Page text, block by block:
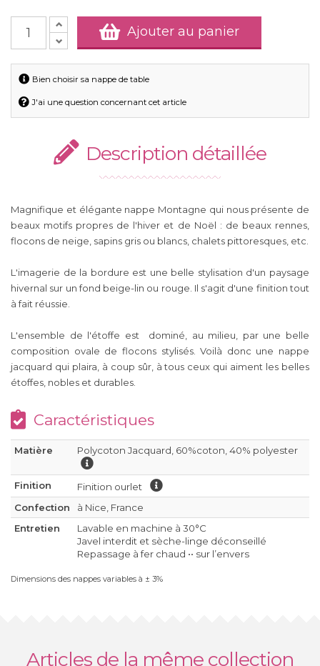
Ajouter au panier
Bien choisir sa nappe de table
J'ai une question concernant cet article
Description détaillée
Magnifique et élégante nappe Montagne qui nous présente de
beaux motifs propres de l'hiver et de Noël : de beaux rennes,
flocons de neige, sapins gris ou blancs, chalets pittoresques, etc.
L'imagerie de la bordure est une belle stylisation d'un paysage
hivernal sur un fond beige-lin ou rouge. Il s'agit d'une finition tout
à fait réussie.
L'ensemble de l'étoffe est dominé, au milieu, par une belle
composition ovale de flocons stylisés. Voilà donc une nappe
jacquard qui plaira, à coup sûr, à tous ceux qui aiment les belles
étoffes, nobles et durables.
Caractéristiques
Matière Polycoton Jacquard, 60%coton, 40% polyester
Finition
Finition ourlet
Confection
à Nice, France
Entretien
Lavable en machine à 30°C
Javel interdit et sèche-linge déconseillé
Repassage à fer chaud •• sur l’envers
Dimensions des nappes variables à ± 3%
Articles de la même collection